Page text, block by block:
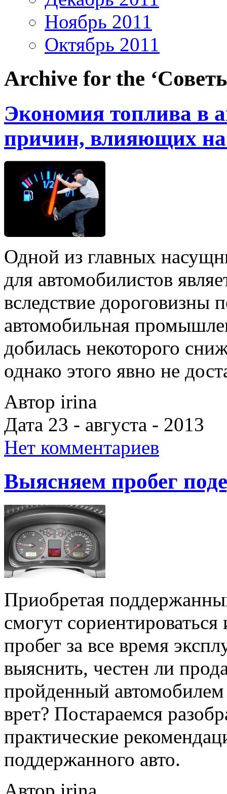
Ноябрь 2011
Октябрь 2011
Archive for the
Экономия топлива в
причин, влияющих на
Одной из главных
для автомобилистов
вследствие дороговизны
автомобильная
добилась некоторого
однако этого явно не
Автор irina
Дата 23 - августа - 2013
Нет комментариев
Выясняем пробег
Приобретая
смогут
пробег за все время
выяснить, честен ли
пройденный
врет? Постараемся
практические
поддержанного авто.